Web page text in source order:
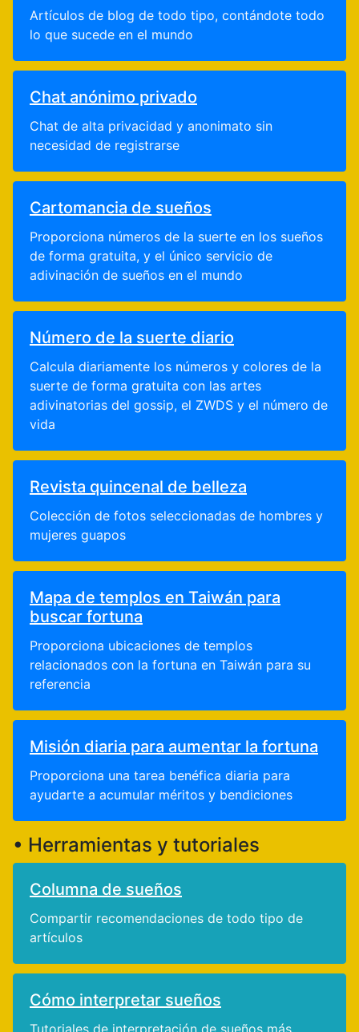
Artículos de blog de todo tipo, contándote todo
lo que sucede en el mundo
Chat anónimo privado
Chat de alta privacidad y anonimato sin
necesidad de registrarse
Cartomancia de sueños
Proporciona números de la suerte en los sueños
de forma gratuita, y el único servicio de
adivinación de sueños en el mundo
Número de la suerte diario
Calcula diariamente los números y colores de la
suerte de forma gratuita con las artes
adivinatorias del gossip, el ZWDS y el número de
vida
Revista quincenal de belleza
Colección de fotos seleccionadas de hombres y
mujeres guapos
Mapa de templos en Taiwán para
buscar fortuna
Proporciona ubicaciones de templos
relacionados con la fortuna en Taiwán para su
referencia
Misión diaria para aumentar la fortuna
Proporciona una tarea benéfica diaria para
ayudarte a acumular méritos y bendiciones
• Herramientas y tutoriales
Columna de sueños
Compartir recomendaciones de todo tipo de
artículos
Cómo interpretar sueños
Tutoriales de interpretación de sueños más